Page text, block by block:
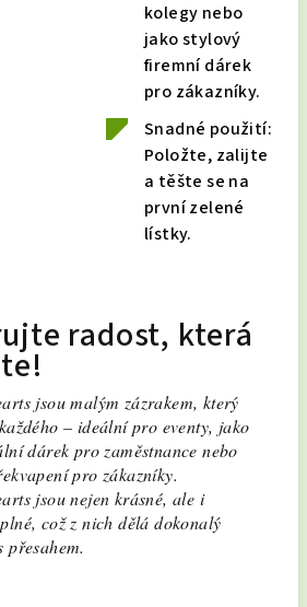
kolegy nebo
jako stylový
firemní dárek
pro zákazníky.
Snadné použití:
Položte, zalijte
a těšte se na
první zelené
lístky.
radost, která
jsou malým zázrakem, který
– ideální pro eventy, jako
dárek pro zaměstnance nebo
pro zákazníky.
jsou nejen krásné, ale i
což z nich dělá dokonalý
přesahem.